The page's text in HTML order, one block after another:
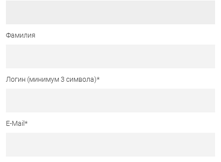
Фамилия
Логин (минимум 3 символа)*
E-Mail *